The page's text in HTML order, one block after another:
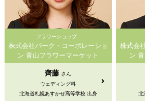
フラワーショップ
株式会社パーク・コーポレーショ
ン 青山フラワーマーケット
齊藤 さん
ウェディング科
北海道札幌あすかぜ高等学校 出身
株式会
ン
北